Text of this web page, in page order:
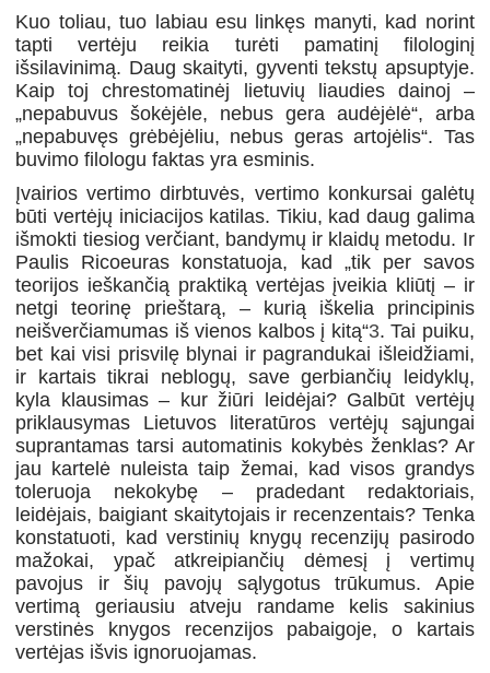
Kuo toliau, tuo labiau esu linkęs manyti, kad norint
tapti vertėju reikia turėti pamatinį filologinį
išsilavinimą. Daug skaityti, gyventi tekstų apsuptyje.
Kaip toj chrestomatinėj lietuvių liaudies dainoj –
„nepabuvus šokėjėle, nebus gera audėjėlė“, arba
„nepabuvęs grėbėjėliu, nebus geras artojėlis“. Tas
buvimo filologu faktas yra esminis.
Įvairios vertimo dirbtuvės, vertimo konkursai galėtų
būti vertėjų iniciacijos katilas. Tikiu, kad daug galima
išmokti tiesiog verčiant, bandymų ir klaidų metodu. Ir
Paulis Ricoeuras konstatuoja, kad „tik per savos
teorijos ieškančią praktiką vertėjas įveikia kliūtį – ir
netgi teorinę prieštarą, – kurią iškelia principinis
neišverčiamumas iš vienos kalbos į kitą“3. Tai puiku,
bet kai visi prisvilę blynai ir pagrandukai išleidžiami,
ir kartais tikrai neblogų, save gerbiančių leidyklų,
kyla klausimas – kur žiūri leidėjai? Galbūt vertėjų
priklausymas Lietuvos literatūros vertėjų sąjungai
suprantamas tarsi automatinis kokybės ženklas? Ar
jau kartelė nuleista taip žemai, kad visos grandys
toleruoja nekokybę – pradedant redaktoriais,
leidėjais, baigiant skaitytojais ir recenzentais? Tenka
konstatuoti, kad verstinių knygų recenzijų pasirodo
mažokai, ypač atkreipiančių dėmesį į vertimų
pavojus ir šių pavojų sąlygotus trūkumus. Apie
vertimą geriausiu atveju randame kelis sakinius
verstinės knygos recenzijos pabaigoje, o kartais
vertėjas išvis ignoruojamas.